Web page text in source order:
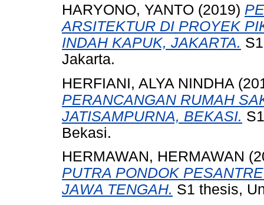
HARYONO, YANTO (2019)
ARSITEKTUR DI PROYEK
INDAH KAPUK, JAKARTA.
Jakarta.
HERFIANI, ALYA NINDHA
PERANCANGAN RUMAH
JATISAMPURNA, BEKASI.
Bekasi.
HERMAWAN, HERMAWAN
PUTRA PONDOK
JAWA TENGAH. S1 thesis,